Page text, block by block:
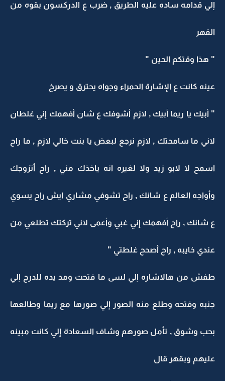
إلي قدامه ساده عليه الطريق , ضرب ع الدركسون بقوه من
القهر
" هذا وقتكم الحين "
عينه كانت ع الإشارة الحمراء وجواه يحترق و يصرخ
" أبيك يا ريما أبيك , لازم أشوفك ع شان أفهمك إني غلطان
لاني ما سامحتك , لازم نرجع لبعض يا بنت خالي لازم , ما راح
اسمح لا لابو زيد ولا لغيره انه ياخذك مني , راح أتزوجك
وأواجه العالم ع شانك , راح تشوفي مشاري ايش راح يسوي
ع شانك , راح أفهمك إني غبي وأعمى لاني تركتك تطلعي من
عندي خايبه , راح أصحح غلطتي "
طفش من هالاشاره إلي لسى ما فتحت ومد يده للدرج إلي
جنبه وفتحه وطلع منه الصور إلي صورها مع ريما وطالعها
بحب وشوق , تأمل صورهم وشاف السعادة إلي كانت مبينه
عليهم وبقهر قال